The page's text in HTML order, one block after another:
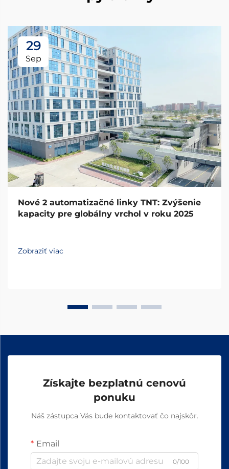
29
Sep
Nové 2 automatizačné linky TNT: Zvýšenie
kapacity pre globálny vrchol v roku 2025
Zobraziť viac
Získajte bezplatnú cenovú
ponuku
Náš zástupca Vás bude kontaktovať čo najskôr.
Email
0/100